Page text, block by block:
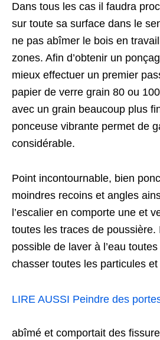
Dans tous les cas il faudra
sur toute sa surface dans le
ne pas abîmer le bois en
zones. Afin d’obtenir un
mieux effectuer un premier
papier de verre grain 80 ou
avec un grain beaucoup plus
ponceuse vibrante permet de
considérable.
Point incontournable, bien
moindres recoins et angles
l’escalier en comporte une et
toutes les traces de poussière.
possible de laver à l’eau
chasser toutes les particules
LIRE AUSSI Peindre des
abîmé et comportait des